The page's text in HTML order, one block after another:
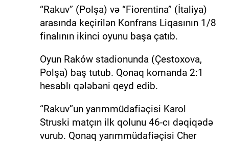
“Rakuv” (Polşa) və “Fiorentina” (İtaliya)
arasında keçirilən Konfrans Liqasının 1/8
finalının ikinci oyunu başa çatıb.
Oyun Raków stadionunda (Çestoxova,
Polşa) baş tutub. Qonaq komanda 2:1
hesablı qələbəni qeyd edib.
“Rakuv”un yarımmüdafiəçisi Karol
Struski matçın ilk qolunu 46-cı dəqiqədə
vurub. Qonaq yarımmüdafiəçisi Cher